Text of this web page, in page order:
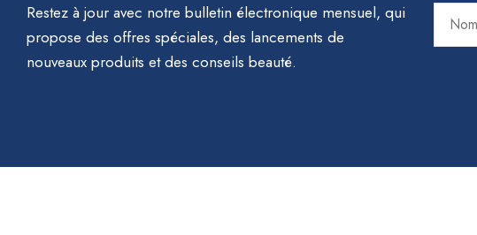
Restez à jour avec notre bulletin électronique mensuel, qui
propose des offres spéciales, des lancements de
nouveaux produits et des conseils beauté.